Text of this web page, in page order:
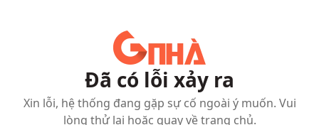
Đã có lỗi xảy ra
Xin lỗi, hệ thống đang gặp sự cố ngoài ý muốn. Vui
lòng thử lại hoặc quay về trang chủ.